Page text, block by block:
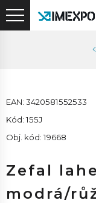
EAN: 3420581552533
Kód: 155J
Obj. kód: 19668
Zefal
modrá/